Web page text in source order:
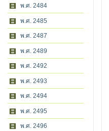
พ.ศ. 2484
พ.ศ. 2485
พ.ศ. 2487
พ.ศ. 2489
พ.ศ. 2492
พ.ศ. 2493
พ.ศ. 2494
พ.ศ. 2495
พ.ศ. 2496